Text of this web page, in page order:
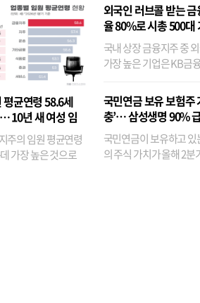
균연령 58.6세
10년 새 여성 임
주의 임원 평균연령
가장 높은 것으로
외국인 러브콜 받는
율 80%로 시총 500대
국내 상장 금융지주 중
가장 높은 기업은 KB금
융이었다. 특히 KB금융
기관투자자 지분율이...
국민연금 보유 보험주
충’… 삼성생명 90%
국민연금이 보유하고
의 주식 가치가 올해 2분